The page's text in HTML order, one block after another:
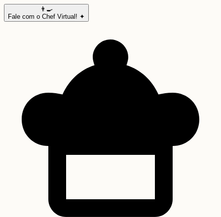
👨‍🍳
Fale com o Chef Virtual! ✦